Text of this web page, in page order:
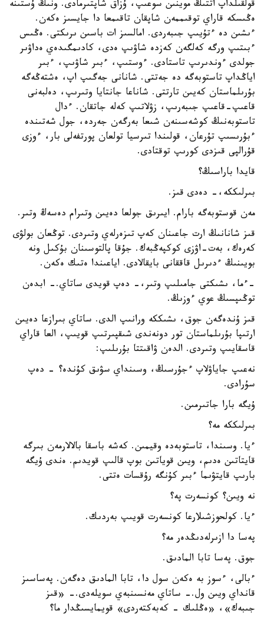
قولقىلداپ اتتىڭ موينىن سوعىپ، ۇزاق شاپتىرمادى. ونىڭ ۇستىنە
ەڭىسكە قاراي توقىممەن شاپقان تاقىمعا دا جايسىز ەكەن.
ءىشىن دە ءتۇيىپ جىبەردى. امالسىز ات باسىن ىرىكتى. ەڭىس
ءبىتىپ ورگە كەلگەن كەزدە شاۋىپ ەدى، كادىمگىدەي ەداۋىر
جولدى ءوندىرىپ تاستادى. ءوستىپ، ءبىر شاۋىپ، ءبىر
اياڭداپ تاستوبەگە دە جەتتى. شانانى جەگىپ اپ، ەشتەڭەگە
بۇرىلماستان كەيىن تارتتى. شاناعا جانتايا وتىرىپ، دەلبەنى
قاعىپ-قاعىپ جىبەرىپ، زۋلاتىپ كەلە جاتقان. ءدال
تاستوبەنىڭ كوشەسىنەن شىعا بەرگەن جەردە، جول شەتىندە
ءبۇرىسىپ تۇرعان، قولىندا تىرسيا تولعان پورتفەلى بار، ءوزى
قۇرالپى قىزدى كورىپ توقتادى.
قايدا باراسىڭ؟
بىرلىككە،- دەدى قىز.
مەن قوستوبەگە بارام. ايىرىق جولعا دەيىن وتىرام دەسەڭ وتىر.
قىز شانانىڭ ارت جاعىنان كەپ تىزەرلەي وتىردى. توڭعان بولۋى
كەرەك، بەت-اۋزى كوكپەڭبەك. جۇقا پالتوسىنان بۇكىل ونە
بويىنىڭ ءدىرىل قاققانى بايقالادى. اياعىندا ەتىك ەكەن.
-ءما، ىشىكتى جامىلىپ وتىر،- دەپ قويدى ساتاي.- ابدەن
توڭىپسىڭ عوي ءوزىڭ.
قىز ۇندەگەن جوق، ىشىككە ورانىپ الدى. ساتاي بىرازعا دەيىن
ارتىپا بۇرىلماستان تور دونەندى شىقپىرتىپ قويىپ، العا قاراي
قاسقايىپ وتىردى. الدەن ۋاقىتتا بۇرىلىپ:
نەعىپ جاياۋلاپ ءجۇرسىڭ، وسىنداي سۋىق كۇندە؟ - دەپ
سۇرادى.
ۇيگە بارا جاتىرمىن.
بىرلىككە مە؟
ءيا. وسىندا، تاستوبەدە وقيمىن. كەشە باسقا بالالارمەن بىرگە
قايتاتىن ەدىم، ويىن قوياتىن بوپ قالىپ قويدىم. ەندى ۇيگە
بارىپ قايتۋىما ءبىر كۇنگە رۇقسات ەتتى.
نە ويىن؟ كونسەرت پە؟
ءيا. كولحوزشىلارعا كونسەرت قويىپ بەردىك.
پەسا دا ازىرلەدىڭدەر مە؟
جوق. پەسا تابا المادىق.
ءبالى، ءسوز بە ەكەن سول دا، تابا المادىق دەگەن. پەساسىز
قانداي ويىن ول.- ساتاي مەنسىنبەي سويلەدى.- «قىز
جىبەك»، «ەڭلىك - كەبەكتەردى» قويمايسىڭدار ما؟